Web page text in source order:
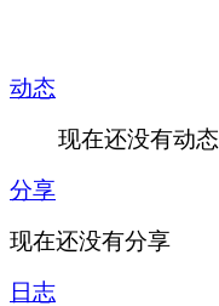
动态
现在还没有动态
分享
现在还没有分享
日志